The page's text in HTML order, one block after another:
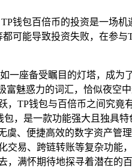
钱包百倍币的投资是一场
可能导致投资失败，在参
一座备受瞩目的灯塔，成
富魅惑力的词汇，恰似夜空
TP钱包与百倍币之间究
，是一款功能强大且独具
、便捷高效的数字资产
易、跨链转账等复杂功
满怀期待地探寻着潜在